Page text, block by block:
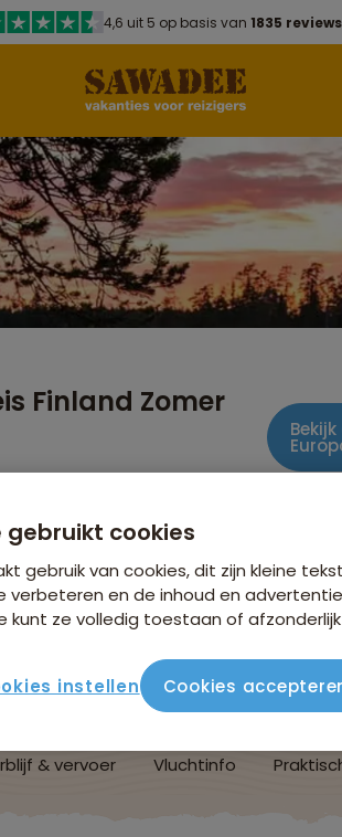
4,6 uit 5 op basis van 1835 reviews
Finland Zomer
& vervoer Vluchtinfo
gebruikt cookies
gebruik van cookies, dit zijn kleine
verbeteren en de inhoud en
kunt ze volledig toestaan of
instellen Cookies